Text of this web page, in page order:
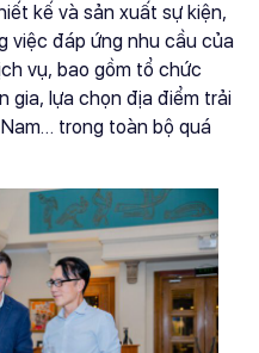
kế và sản xuất sự kiện,
việc đáp ứng nhu cầu của
vụ, bao gồm tổ chức
gia, lựa chọn địa điểm trải
trong toàn bộ quá